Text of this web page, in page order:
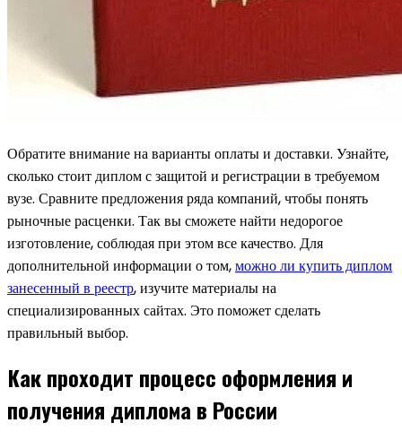
Обратите внимание на варианты оплаты и доставки. Узнайте,
сколько стоит диплом с защитой и регистрации в требуемом
вузе. Сравните предложения ряда компаний, чтобы понять
рыночные расценки. Так вы сможете найти недорогое
изготовление, соблюдая при этом все качество. Для
дополнительной информации о том,можно ли купить диплом
занесенный в реестр, изучите материалы на
специализированных сайтах. Это поможет сделать
правильный выбор.
Как проходит процесс оформления и
получения диплома в России